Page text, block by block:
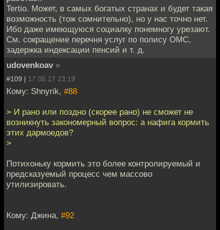
Tertio. Может, в самых богатых странах и будет такая
возможность (тож сомнительно), но у нас точно нет.
Ибо даже имеющуюся социалку понемногу урезают.
См. сокращение перечня услуг по полису ОМС,
задержка индексации пенсий и т. д.
udovenkoav »
#109 | 17.05.17 23:19
Кому: Shnyrik, #88
> И рано или поздно (скорее рано) не сможет не
возникнуть закономерный вопрос: а нафига кормить
этих дармоедов?
>
Потихоньку кормить это более контролируемый и
предсказуемый процесс чем массово
утилизировать.
Кому: Джина, #92